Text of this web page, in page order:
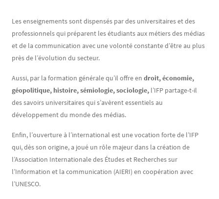
Contenu
Texte
Les enseignements sont dispensés par des universitaires et des
professionnels qui préparent les étudiants aux métiers des médias
et de la communication avec une volonté constante d’être au plus
près de l’évolution du secteur.
Aussi, par la formation générale qu’il offre en droit, économie,
géopolitique, histoire, sémiologie, sociologie, l’IFP partage-t-il
des savoirs universitaires qui s’avèrent essentiels au
développement du monde des médias.
Enfin, l’ouverture à l’international est une vocation forte de l’IFP
qui, dès son origine, a joué un rôle majeur dans la création de
l’Association Internationale des Études et Recherches sur
l’Information et la communication (AIERI) en coopération avec
l’UNESCO.